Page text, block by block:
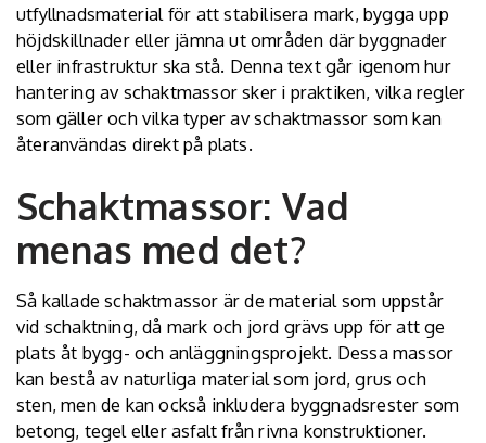
utfyllnadsmaterial för att stabilisera mark, bygga upp
höjdskillnader eller jämna ut områden där byggnader
eller infrastruktur ska stå. Denna text går igenom hur
hantering av schaktmassor sker i praktiken, vilka regler
som gäller och vilka typer av schaktmassor som kan
återanvändas direkt på plats.
Schaktmassor: Vad
menas med det?
Så kallade schaktmassor är de material som uppstår
vid schaktning, då mark och jord grävs upp för att ge
plats åt bygg- och anläggningsprojekt. Dessa massor
kan bestå av naturliga material som jord, grus och
sten, men de kan också inkludera byggnadsrester som
betong, tegel eller asfalt från rivna konstruktioner.